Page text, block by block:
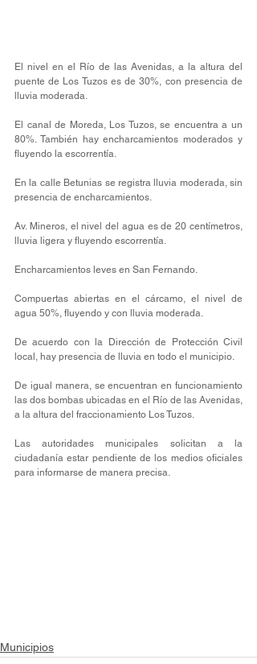
El nivel en el Río de las Avenidas, a la altura del
puente de Los Tuzos es de 30%, con presencia de
lluvia moderada.
El canal de Moreda, Los Tuzos, se encuentra a un
80%. También hay encharcamientos moderados y
fluyendo la escorrentía.
En la calle Betunias se registra lluvia moderada, sin
presencia de encharcamientos.
Av. Mineros, el nivel del agua es de 20 centímetros,
lluvia ligera y fluyendo escorrentía.
Encharcamientos leves en San Fernando.
Compuertas abiertas en el cárcamo, el nivel de
agua 50%, fluyendo y con lluvia moderada.
De acuerdo con la Dirección de Protección Civil
local, hay presencia de lluvia en todo el municipio.
De igual manera, se encuentran en funcionamiento
las dos bombas ubicadas en el Río de las Avenidas,
a la altura del fraccionamiento Los Tuzos.
Las autoridades municipales solicitan a la
ciudadanía estar pendiente de los medios oficiales
para informarse de manera precisa.
Municipios